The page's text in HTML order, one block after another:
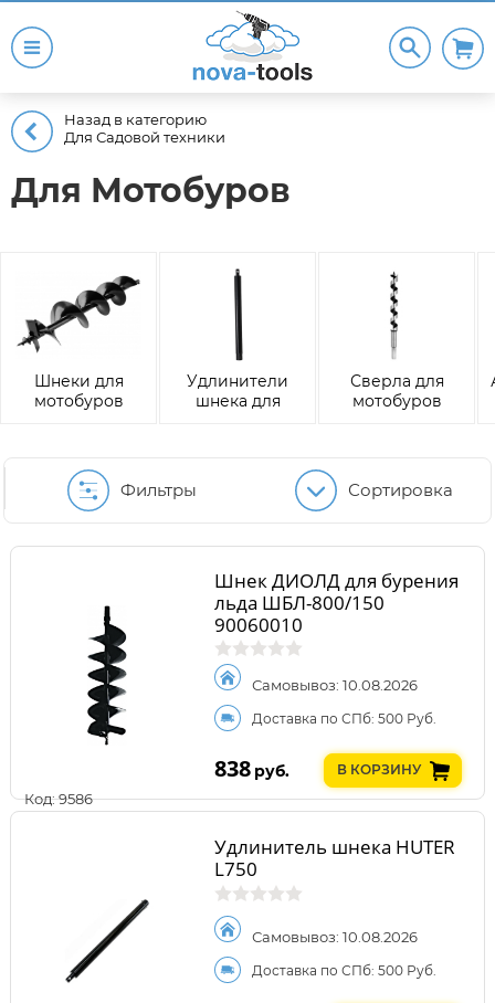
Назад в категорию
Для Садовой техники
Для Мотобуров
Шнеки для
мотобуров
Удлинители
шнека для
Сверла для
мотобуров
Фильтры Сортировка
Код: 9586
Шнек ДИОЛД для бурения
льда ШБЛ-800/150
90060010
Самовывоз: 10.08.2026
Доставка по СПб: 500 Руб.
838 руб. В КОРЗИНУ
Удлинитель шнека HUTER
L750
Самовывоз: 10.08.2026
Доставка по СПб: 500 Руб.